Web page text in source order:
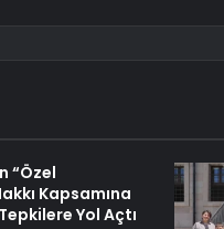
“Özel
Kapsamına
Yol Açtı